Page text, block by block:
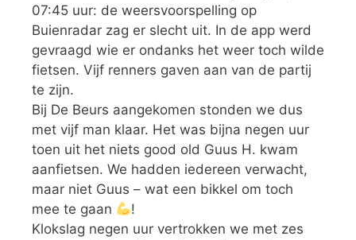
07:45 uur: de weersvoorspelling op
Buienradar zag er slecht uit. In de app werd
gevraagd wie er ondanks het weer toch wilde
fietsen. Vijf renners gaven aan van de partij
te zijn.
Bij De Beurs aangekomen stonden we dus
met vijf man klaar. Het was bijna negen uur
toen uit het niets good old Guus H. kwam
aanfietsen. We hadden iedereen verwacht,
maar niet Guus – wat een bikkel om toch
mee te gaan
!
Klokslag negen uur vertrokken we met zes